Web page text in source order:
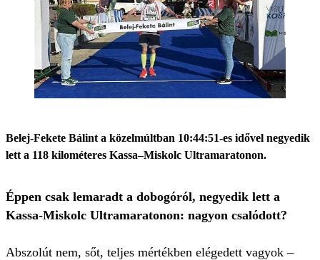
Belej-Fekete Bálint a közelmúltban 10:44:51-es idővel negyedik
lett a 118 kilométeres Kassa–Miskolc Ultramaratonon.
Éppen csak lemaradt a dobogóról, negyedik lett a
Kassa-Miskolc Ultramaratonon: nagyon csalódott?
Abszolút nem, sőt, teljes mértékben elégedett vagyok –